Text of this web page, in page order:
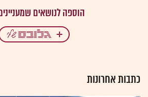
כתבות אחרונות